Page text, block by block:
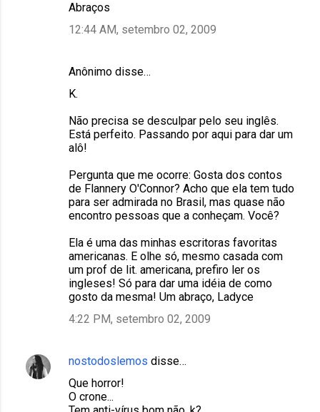
Abraços
12:44 AM, setembro 02, 2009
Anônimo disse…
K.
Não precisa se desculpar pelo seu inglês.
Está perfeito. Passando por aqui para dar um
alô!
Pergunta que me ocorre: Gosta dos contos
de Flannery O'Connor? Acho que ela tem tudo
para ser admirada no Brasil, mas quase não
encontro pessoas que a conheçam. Você?
Ela é uma das minhas escritoras favoritas
americanas. E olhe só, mesmo casada com
um prof de lit. americana, prefiro ler os
ingleses! Só para dar uma idéia de como
gosto da mesma! Um abraço, Ladyce
4:22 PM, setembro 02, 2009
nostodoslemos disse…
Que horror!
O crone...